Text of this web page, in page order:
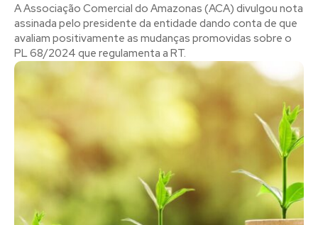
A Associação Comercial do Amazonas (ACA) divulgou nota
assinada pelo presidente da entidade dando conta de que
avaliam positivamente as mudanças promovidas sobre o
PL 68/2024 que regulamenta a RT.